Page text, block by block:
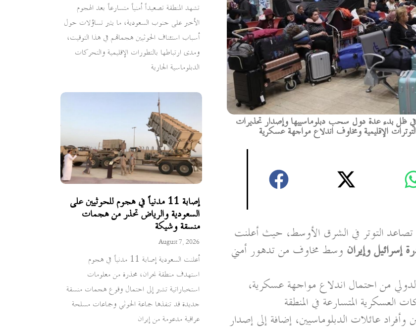
تشهد المنطقة تصعيداً أمنياً متسارعاً بعد الهجوم
الأخير على جنوب السعودية، ما يثير تساؤلات حول
أسباب استئناف الحوثيين هجماتهم في هذا التوقيت،
ومدى ارتباطها بالتطورات الإقليمية والتحركات
الدبلوماسية الجارية
إصابة 11 مدنياً في هجوم للحوثيين على
السعودية والرياض تحذر من هجمات
منسقة وشيكة
August 7, 2026
أعلنت السعودية إصابة 11 مدنياً في هجوم
استهدف منطقة نجران، محذرة من معلومات
استخباراتية تشير إلى احتمال وقوع هجمات منسقة
جديدة قد تنفذها جماعة الحوثي وجماعات مسلحة
عراقية مدعومة من إيران
ظل بدء عدة دول سحب دبلوماسييها وإصدار تحذيرات
الإقليمية ومخاوف اندلاع مواجهة عسكرية
التوتر في الشرق الأوسط، حيث أعلنت
إسرائيل وإيران وسط مخاوف من تدهور أمني
من احتمال اندلاع مواجهة عسكرية،
المتسارعة في المنطقة
عائلات الدبلوماسيين، إضافة إلى إصدار